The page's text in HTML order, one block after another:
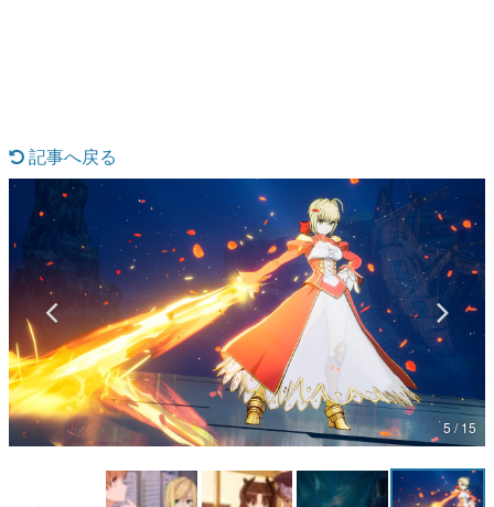
カテゴリ
特集記事
マンガ
女性向け
アプリレビュー
その他
電ファミニコゲーマーとは？
運営：株式会社マレ
記事へ戻る
5 / 15